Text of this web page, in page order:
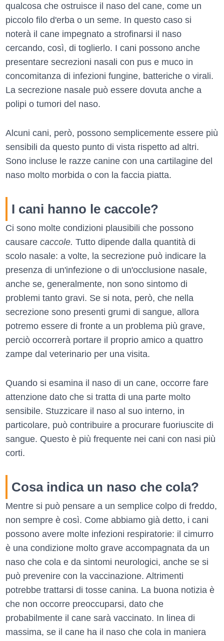
qualcosa che ostruisce il naso del cane, come un
piccolo filo d'erba o un seme. In questo caso si
noterà il cane impegnato a strofinarsi il naso
cercando, così, di toglierlo. I cani possono anche
presentare secrezioni nasali con pus e muco in
concomitanza di infezioni fungine, batteriche o virali.
La secrezione nasale può essere dovuta anche a
polipi o tumori del naso.
Alcuni cani, però, possono semplicemente essere più
sensibili da questo punto di vista rispetto ad altri.
Sono incluse le razze canine con una cartilagine del
naso molto morbida o con la faccia piatta.
I cani hanno le caccole?
Ci sono molte condizioni plausibili che possono
causare caccole. Tutto dipende dalla quantità di
scolo nasale: a volte, la secrezione può indicare la
presenza di un'infezione o di un'occlusione nasale,
anche se, generalmente, non sono sintomo di
problemi tanto gravi. Se si nota, però, che nella
secrezione sono presenti grumi di sangue, allora
potremo essere di fronte a un problema più grave,
perciò occorrerà portare il proprio amico a quattro
zampe dal veterinario per una visita.
Quando si esamina il naso di un cane, occorre fare
attenzione dato che si tratta di una parte molto
sensibile. Stuzzicare il naso al suo interno, in
particolare, può contribuire a procurare fuoriuscite di
sangue. Questo è più frequente nei cani con nasi più
corti.
Cosa indica un naso che cola?
Mentre si può pensare a un semplice colpo di freddo,
non sempre è così. Come abbiamo già detto, i cani
possono avere molte infezioni respiratorie: il cimurro
è una condizione molto grave accompagnata da un
naso che cola e da sintomi neurologici, anche se si
può prevenire con la vaccinazione. Altrimenti
potrebbe trattarsi di tosse canina. La buona notizia è
che non occorre preoccuparsi, dato che
probabilmente il cane sarà vaccinato. In linea di
massima, se il cane ha il naso che cola in maniera